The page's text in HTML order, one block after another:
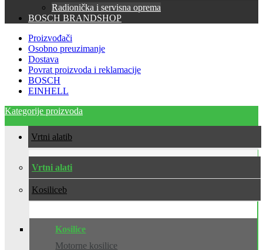
Radionička i servisna oprema
BOSCH BRANDSHOP
Proizvođači
Osobno preuzimanje
Dostava
Povrat proizvoda i reklamacije
BOSCH
EINHELL
Kategorije proizvoda
Vrtni alati
Vrtni alati
Kosilice
Kosilice
Motorne kosilice